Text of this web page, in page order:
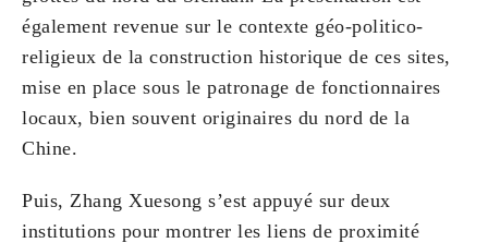
également revenue sur le contexte géo-politico-
religieux de la construction historique de ces sites,
mise en place sous le patronage de fonctionnaires
locaux, bien souvent originaires du nord de la
Chine.
Puis, Zhang Xuesong s’est appuyé sur deux
institutions pour montrer les liens de proximité